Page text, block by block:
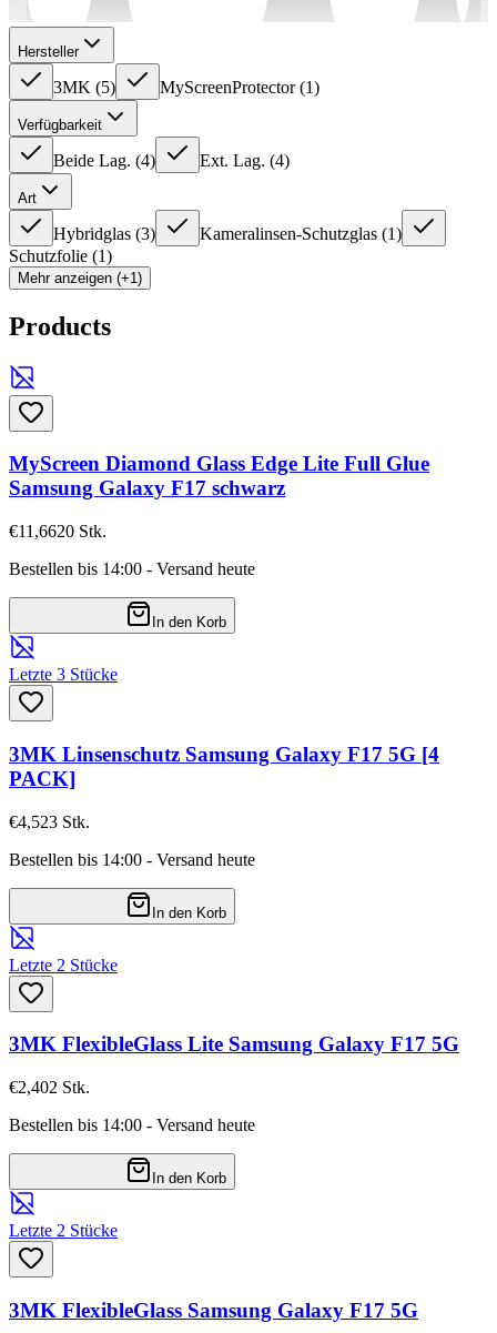
Hersteller
3MK (5) MyScreenProtector (1)
Verfügbarkeit
Beide Lag. (4) Ext. Lag. (4)
Art
Hybridglas (3) Kameralinsen-Schutzglas (1)
Schutzfolie (1)
Mehr anzeigen (+1)
Products
MyScreen Diamond Glass Edge Lite Full Glue
Samsung Galaxy F17 schwarz
€11,6620 Stk.
Bestellen bis 14:00 - Versand heute
In den Korb
Letzte 3 Stücke
3MK Linsenschutz Samsung Galaxy F17 5G [4
PACK]
€4,523 Stk.
Bestellen bis 14:00 - Versand heute
In den Korb
Letzte 2 Stücke
3MK FlexibleGlass Lite Samsung Galaxy F17 5G
€2,402 Stk.
Bestellen bis 14:00 - Versand heute
In den Korb
Letzte 2 Stücke
3MK FlexibleGlass Samsung Galaxy F17 5G